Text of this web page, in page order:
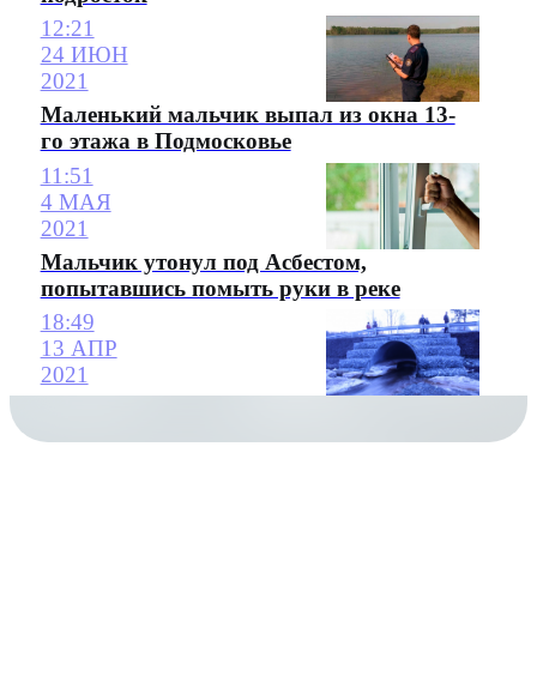
12:21
24 ИЮН
2021
Маленький мальчик выпал из окна 13-
го этажа в Подмосковье
11:51
4 МАЯ
2021
Мальчик утонул под Асбестом,
попытавшись помыть руки в реке
18:49
13 АПР
2021